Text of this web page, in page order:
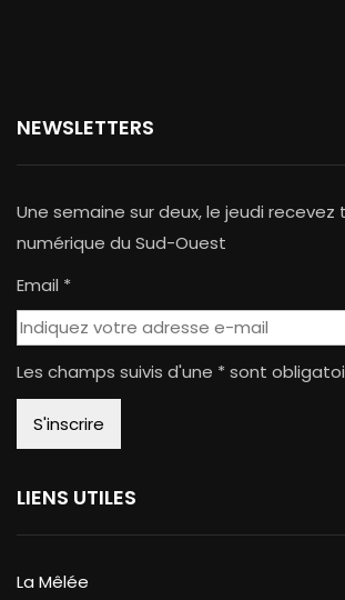
NEWSLETTERS
Une semaine sur deux, le jeudi
numérique du Sud-Ouest
Email *
Les champs suivis d'une * sont
LIENS UTILES
La Mêlée